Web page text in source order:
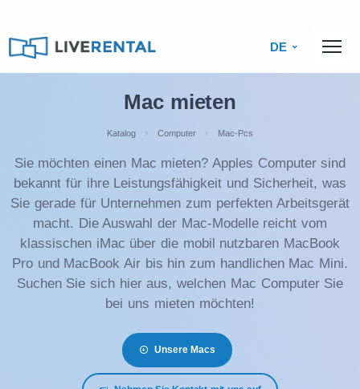
DE
Mac mieten
Katalog Computer Mac-Pcs
Sie möchten einen Mac mieten? Apples Computer sind
bekannt für ihre Leistungsfähigkeit und Sicherheit, was
Sie gerade für Unternehmen zum perfekten Arbeitsgerät
macht. Die Auswahl der Mac-Modelle reicht vom
klassischen iMac über die mobil nutzbaren MacBook
Pro und MacBook Air bis hin zum handlichen Mac Mini.
Suchen Sie sich hier aus, welchen Mac Computer Sie
bei uns mieten möchten!
Unsere Macs